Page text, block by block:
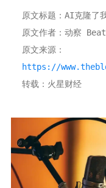
原文标题：AI克隆了
原文作者：动察
原文来源：
https://
转载：火星财经